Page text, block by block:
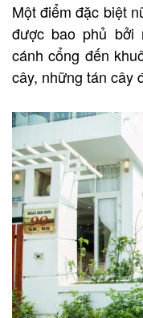
Một điểm đặc biệt
được bao phủ bởi
cánh cổng đến
cây, những tán cây